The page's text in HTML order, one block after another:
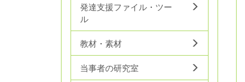
発達支援ファイル・ツー
ル
教材・素材
当事者の研究室